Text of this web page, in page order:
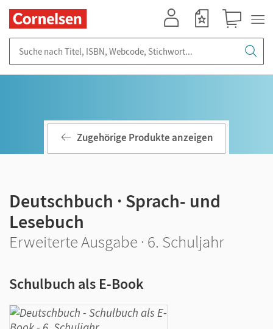
Zugehörige Produkte anzeigen
Deutschbuch · Sprach- und
Lesebuch
Erweiterte Ausgabe · 6. Schuljahr
Schulbuch als E-Book